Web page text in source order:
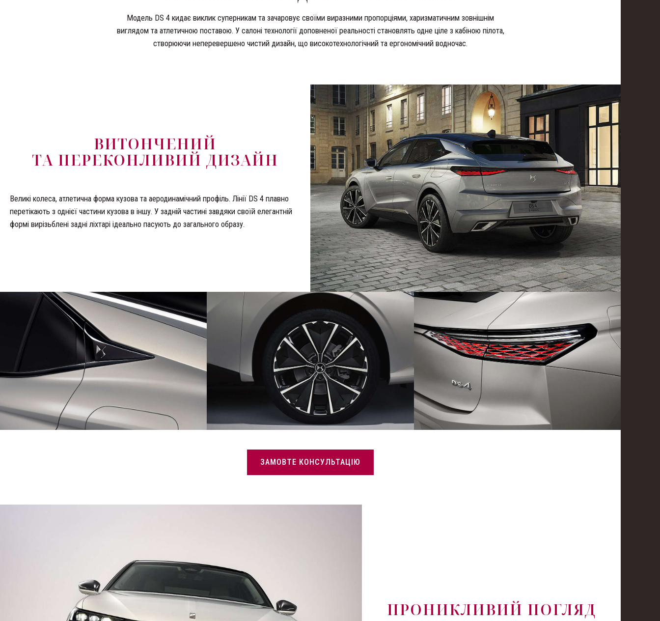
Модель DS 4 кидає виклик суперникам та зачаровує своїми виразними пропорціями, харизматичним зовнішнім
виглядом та атлетичною поставою. У салоні технології доповненої реальності становлять одне ціле з кабіною пілота,
створюючи неперевершено чистий дизайн, що високотехнологічний та ергономічний водночас.
ВИТОНЧЕНИЙ
ТА ПЕРЕКОНЛИВИЙ ДИЗАЙН
Великі колеса, атлетична форма кузова та аеродинамічний профіль. Лінії DS 4 плавно
перетікають з однієї частини кузова в іншу. У задній частині завдяки своїй елегантній
формі вирізьблені задні ліхтарі ідеально пасують до загального образу.
ЗАМОВТЕ КОНСУЛЬТАЦІЮ
ПРОНИКЛИВИЙ ПОГЛЯД